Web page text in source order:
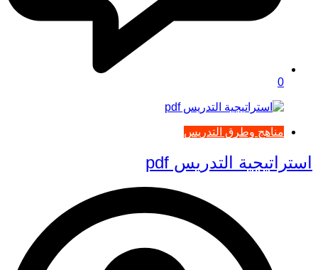
0
مناهج وطرق التدريس
استراتيجية التدريس pdf